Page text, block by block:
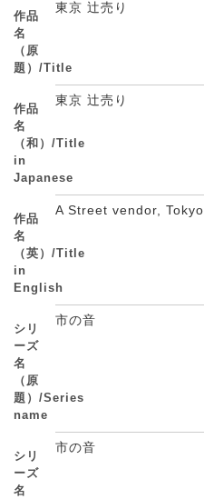
作品
名
（原
題）/Title
東京 辻売り
作品
名
（和）/Title
in
Japanese
東京 辻売り
作品
名
（英）/Title
in
English
A Street vendor, Tokyo
シリ
ーズ
名
（原
題）/Series
name
市の音
シリ
ーズ
名
市の音